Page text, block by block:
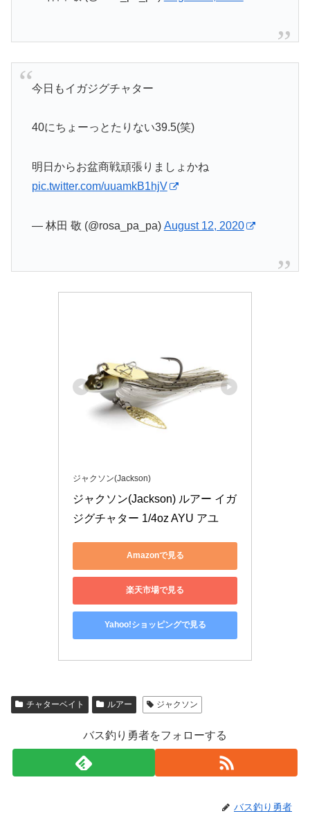
今日もイガジグチャター
40にちょーっとたりない39.5(笑)
明日からお盆商戦頑張りましょかね
pic.twitter.com/uuamkB1hjV
— 林田 敬 (@rosa_pa_pa) August 12, 2020
ジャクソン(Jackson)
ジャクソン(Jackson) ルアー イガ
ジグチャター 1/4oz AYU アユ
Amazonで見る
楽天市場で見る
Yahoo!ショッピングで見る
チャターベイト ルアー ジャクソン
バス釣り勇者をフォローする
バス釣り勇者